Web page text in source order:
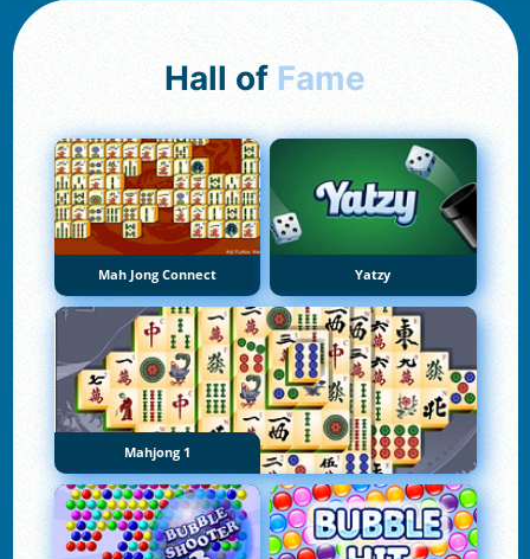
Hall of Fame
Mah Jong Connect Yatzy
Mahjong 1